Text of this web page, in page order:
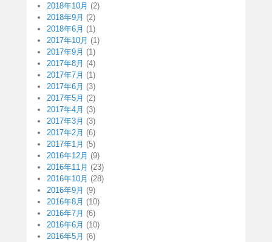
2018年10月 (2)
2018年9月 (2)
2018年6月 (1)
2017年10月 (1)
2017年9月 (1)
2017年8月 (4)
2017年7月 (1)
2017年6月 (3)
2017年5月 (2)
2017年4月 (3)
2017年3月 (3)
2017年2月 (6)
2017年1月 (5)
2016年12月 (9)
2016年11月 (23)
2016年10月 (28)
2016年9月 (9)
2016年8月 (10)
2016年7月 (6)
2016年6月 (10)
2016年5月 (6)